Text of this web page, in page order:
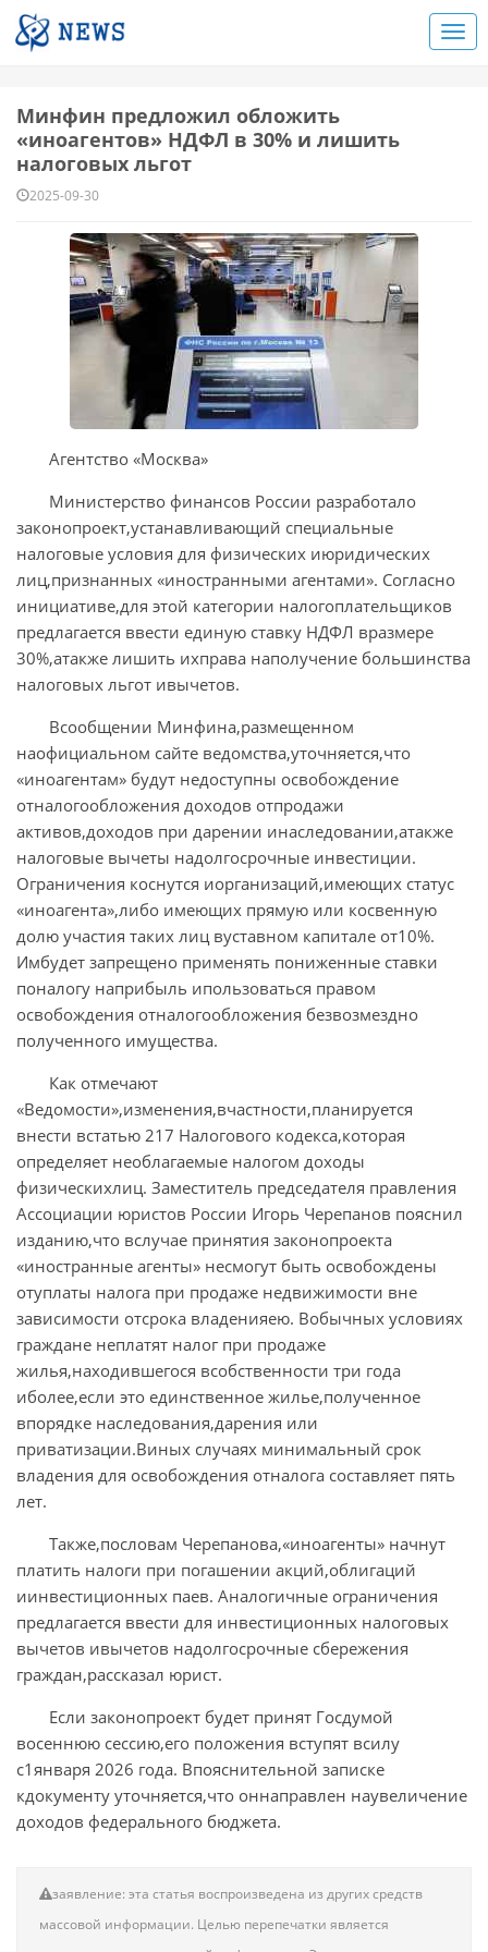
Минфин предложил обложить
«иноагентов» НДФЛ в 30% и лишить
налоговых льгот
2025-09-30
Агентство «Москва»
Министерство финансов России разработало
законопроект,устанавливающий специальные
налоговые условия для физических июридических
лиц,признанных «иностранными агентами». Согласно
инициативе,для этой категории налогоплательщиков
предлагается ввести единую ставку НДФЛ вразмере
30%,атакже лишить ихправа наполучение большинства
налоговых льгот ивычетов.
Всообщении Минфина,размещенном
наофициальном сайте ведомства,уточняется,что
«иноагентам» будут недоступны освобождение
отналогообложения доходов отпродажи
активов,доходов при дарении инаследовании,атакже
налоговые вычеты надолгосрочные инвестиции.
Ограничения коснутся иорганизаций,имеющих статус
«иноагента»,либо имеющих прямую или косвенную
долю участия таких лиц вуставном капитале от10%.
Имбудет запрещено применять пониженные ставки
поналогу наприбыль ипользоваться правом
освобождения отналогообложения безвозмездно
полученного имущества.
Как отмечают
«Ведомости»,изменения,вчастности,планируется
внести встатью 217 Налогового кодекса,которая
определяет необлагаемые налогом доходы
физическихлиц. Заместитель председателя правления
Ассоциации юристов России Игорь Черепанов пояснил
изданию,что вслучае принятия законопроекта
«иностранные агенты» несмогут быть освобождены
отуплаты налога при продаже недвижимости вне
зависимости отсрока владенияею. Вобычных условиях
граждане неплатят налог при продаже
жилья,находившегося всобственности три года
иболее,если это единственное жилье,полученное
впорядке наследования,дарения или
приватизации.Виных случаях минимальный срок
владения для освобождения отналога составляет пять
лет.
Также,пословам Черепанова,«иноагенты» начнут
платить налоги при погашении акций,облигаций
иинвестиционных паев. Аналогичные ограничения
предлагается ввести для инвестиционных налоговых
вычетов ивычетов надолгосрочные сбережения
граждан,рассказал юрист.
Если законопроект будет принят Госдумой
восеннюю сессию,его положения вступят всилу
с1января 2026 года. Впояснительной записке
кдокументу уточняется,что оннаправлен наувеличение
доходов федерального бюджета.
заявление: эта статья воспроизведена из других средств
массовой информации. Целью перепечатки является